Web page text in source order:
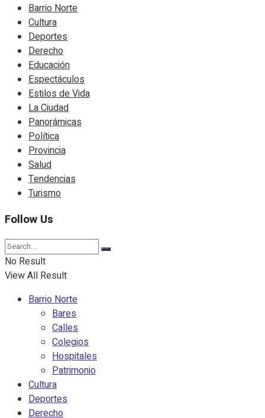
Barrio Norte
Cultura
Deportes
Derecho
Educación
Espectáculos
Estilos de Vida
La Ciudad
Panorámicas
Política
Provincia
Salud
Tendencias
Turismo
Follow Us
No Result
View All Result
Barrio Norte
Bares
Calles
Colegios
Hospitales
Patrimonio
Cultura
Deportes
Derecho